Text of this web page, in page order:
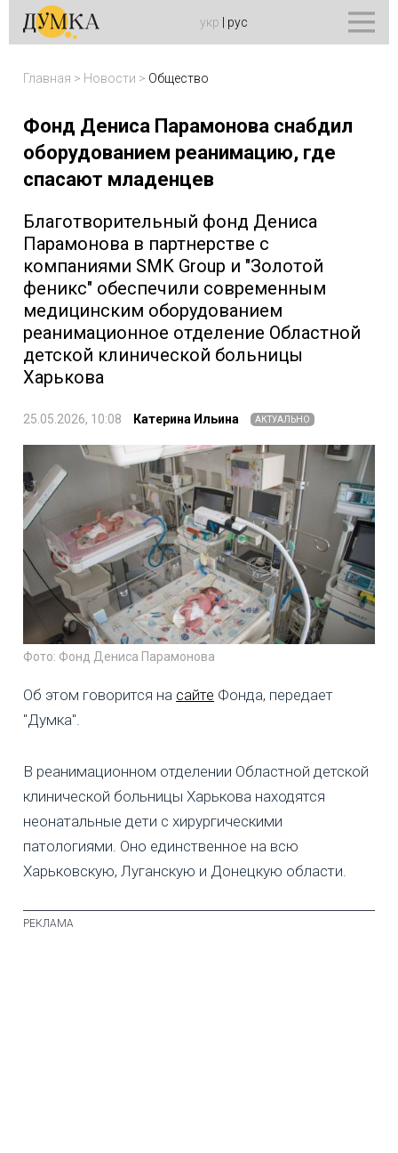
укр рус
Главная > Новости > Общество
Фонд Дениса Парамонова снабдил
оборудованием реанимацию, где
спасают младенцев
Благотворительный фонд Дениса
Парамонова в партнерстве с
компаниями SMK Group и "Золотой
феникс" обеспечили современным
медицинским оборудованием
реанимационное отделение Областной
детской клинической больницы
Харькова
25.05.2026, 10:08 Катерина Ильина АКТУАЛЬНО
Фото: Фонд Дениса Парамонова
Об этом говорится на сайте Фонда, передает
"Думка".
В реанимационном отделении Областной детской
клинической больницы Харькова находятся
неонатальные дети с хирургическими
патологиями. Оно единственное на всю
Харьковскую, Луганскую и Донецкую области.